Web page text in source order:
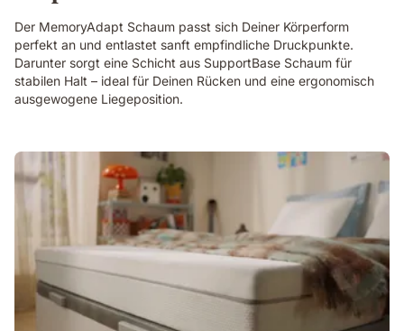
Der MemoryAdapt Schaum passt sich Deiner Körperform
perfekt an und entlastet sanft empfindliche Druckpunkte.
Darunter sorgt eine Schicht aus SupportBase Schaum für
stabilen Halt – ideal für Deinen Rücken und eine ergonomisch
ausgewogene Liegeposition.